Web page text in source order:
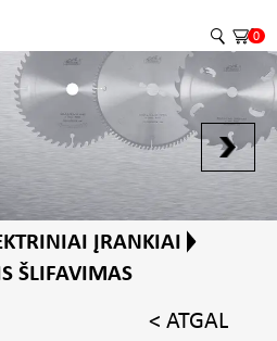
0
ĮRANKIAI
ŠLIFAVIMAS
< ATGAL